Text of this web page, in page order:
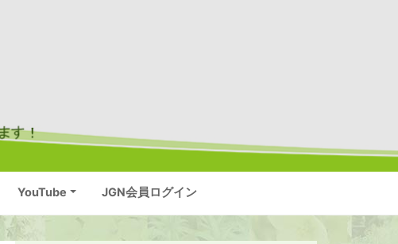
YouTube JGN会員ログイン